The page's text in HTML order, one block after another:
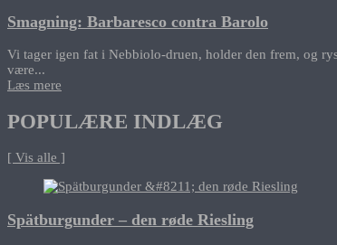
Smagning: Barbaresco contra Barolo
Vi tager igen fat i Nebbiolo-druen, holder den frem, og
være...
Læs mere
POPULÆRE INDLÆG
[ Vis alle ]
Spätburgunder – den røde Riesling